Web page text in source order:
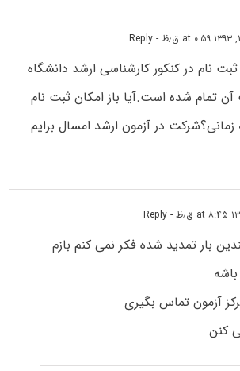
- Reply
نام در کنکور کارشناسی ارشد دانشگاه
آن تمام شده است.آیا باز امکان ثبت نام
زمانی؟شرکت در آزمون ارشد امسال برایم
- Reply
بار تمدید شده فکر نمی کنم بازم
آزمون تماس بگیری
کنن